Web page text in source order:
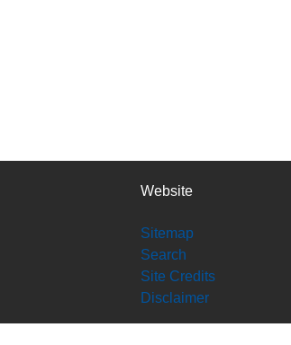
Website
Sitemap
Search
Site Credits
Disclaimer